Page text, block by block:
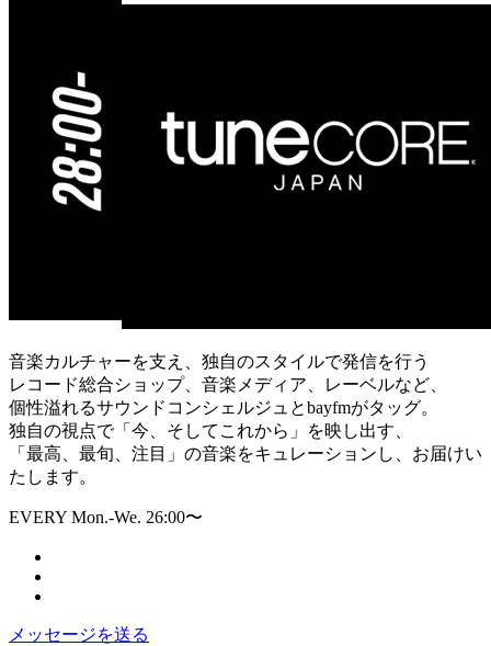
音楽カルチャーを支え、独自のスタイルで発信を行う
レコード総合ショップ、音楽メディア、レーベルなど、
個性溢れるサウンドコンシェルジュとbayfmがタッグ。
独自の視点で「今、そしてこれから」を映し出す、
「最高、最旬、注目」の音楽をキュレーションし、お届けい
たします。
EVERY Mon.-We. 26:00〜
メッセージを送る